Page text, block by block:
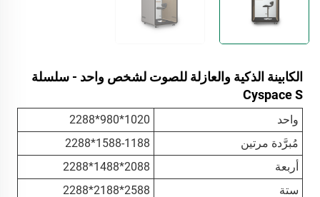
الكابينة الذكية والعازلة للصوت لشخص واحد - سلسلة
Cyspace S
واحد
1020*980*2288
مُبرَّدة مرتين
1588-1188*2288
أربعة
2088*1488*2288
ستة
2588*2188*2288